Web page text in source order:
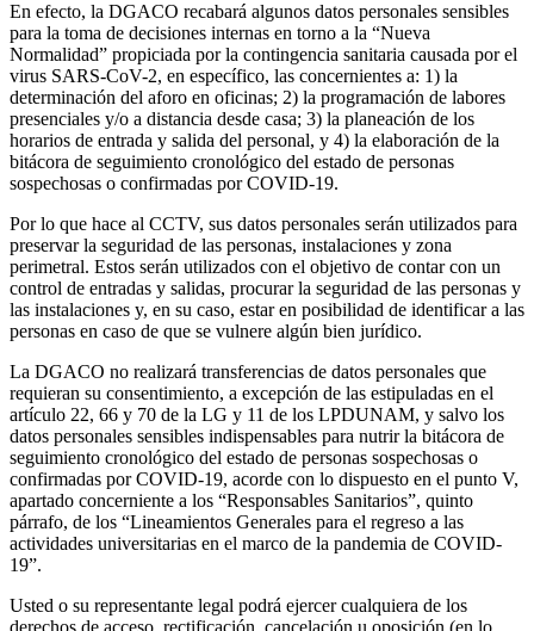
En efecto, la DGACO recabará algunos datos personales sensibles
para la toma de decisiones internas en torno a la “Nueva
Normalidad” propiciada por la contingencia sanitaria causada por el
virus SARS-CoV-2, en específico, las concernientes a: 1) la
determinación del aforo en oficinas; 2) la programación de labores
presenciales y/o a distancia desde casa; 3) la planeación de los
horarios de entrada y salida del personal, y 4) la elaboración de la
bitácora de seguimiento cronológico del estado de personas
sospechosas o confirmadas por COVID-19.
Por lo que hace al CCTV, sus datos personales serán utilizados para
preservar la seguridad de las personas, instalaciones y zona
perimetral. Estos serán utilizados con el objetivo de contar con un
control de entradas y salidas, procurar la seguridad de las personas y
las instalaciones y, en su caso, estar en posibilidad de identificar a las
personas en caso de que se vulnere algún bien jurídico.
La DGACO no realizará transferencias de datos personales que
requieran su consentimiento, a excepción de las estipuladas en el
artículo 22, 66 y 70 de la LG y 11 de los LPDUNAM, y salvo los
datos personales sensibles indispensables para nutrir la bitácora de
seguimiento cronológico del estado de personas sospechosas o
confirmadas por COVID-19, acorde con lo dispuesto en el punto V,
apartado concerniente a los “Responsables Sanitarios”, quinto
párrafo, de los “Lineamientos Generales para el regreso a las
actividades universitarias en el marco de la pandemia de COVID-
19”.
Usted o su representante legal podrá ejercer cualquiera de los